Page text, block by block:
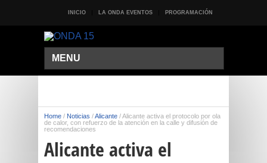
INICIO LA ONDA EVENTOS PROGRAMACIÓN
MENU
Home / Noticias /Alicante /Alicante activa el protocolo por ola
de calor, con refuerzo de la atención en la calle y difusión de
recomendaciones
Alicante activa el